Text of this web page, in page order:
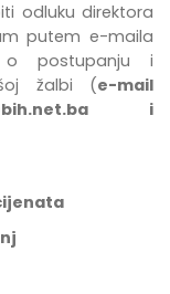
odluku direktora
putem e-maila
o postupanju i
žalbi (e-mail
i